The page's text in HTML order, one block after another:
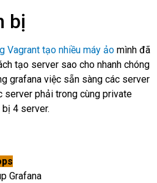
bị
Vagrant tạo nhiều máy ảo mình đã
tạo server sao cho nhanh chóng
grafana việc sẵn sàng các server
server phải trong cùng private
4 server.
Grafana